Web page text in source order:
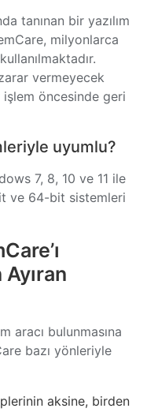
tanınan bir yazılım
milyonlarca
vermeyecek
işlem öncesinde geri
uyumlu?
7, 8, 10 ve 11 ile
ve 64-bit sistemleri
aracı bulunmasına
bazı yönleriyle
aksine, birden